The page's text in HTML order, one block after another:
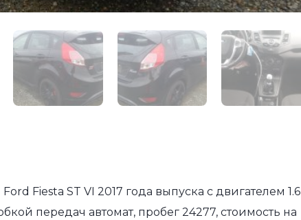
Fiesta ST VI 2017 года выпуска с двигателем 1.6
передач автомат, пробег 24277, стоимость на